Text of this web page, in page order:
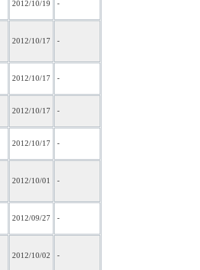
2012/10/19
-
2012/10/17
-
2012/10/17
-
2012/10/17
-
2012/10/17
-
2012/10/01
-
2012/09/27
-
2012/10/02
-